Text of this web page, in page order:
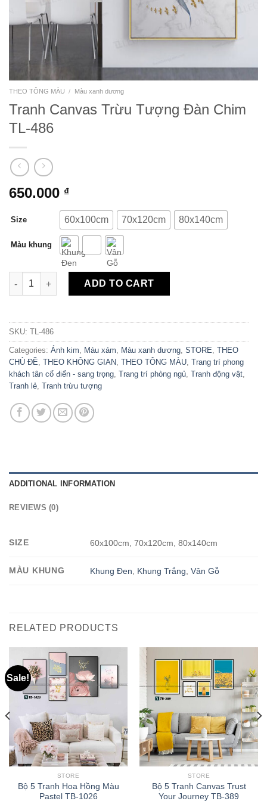
THEO TÔNG MÀU / Màu xanh dương
Tranh Canvas Trừu Tượng Đàn Chim
TL-486
650.000 ₫
Size 60x100cm 70x120cm 80x140cm
Màu khung
Tranh Canvas Trừu Tượng Đàn Chim TL-486 quantity
ADD TO CART
SKU: TL-486
Categories: Ánh kim, Màu xám, Màu xanh dương, STORE, THEO
CHỦ ĐỀ, THEO KHÔNG GIAN, THEO TÔNG MÀU, Trang trí phong
khách tân cổ điển - sang trọng, Trang trí phòng ngủ, Tranh động vật,
Tranh lẻ, Tranh trừu tượng
ADDITIONAL INFORMATION
REVIEWS (0)
SIZE 60x100cm, 70x120cm, 80x140cm
MÀU KHUNG Khung Đen, Khung Trắng,Vân Gỗ
RELATED PRODUCTS
Sale!
STORE
Bộ 5 Tranh Hoa Hồng Màu
Pastel TB-1026
STORE
Bộ 5 Tranh Canvas Trust
Your Journey TB-389